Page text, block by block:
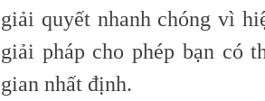
giải quyết nhanh chóng vì
giải pháp cho phép bạn có
gian nhất định.